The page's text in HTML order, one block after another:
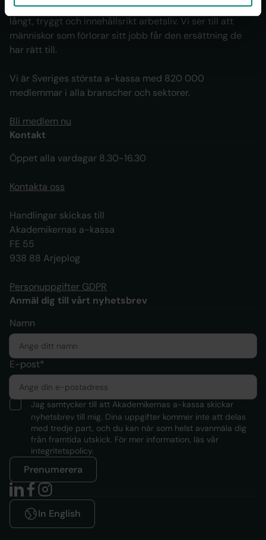
In English
människor har goda förutsättningar att skapa sig ett
långt, tryggt och innehållsrikt arbetsliv. Vi ser till att
människor som förlorar sitt jobb får den ersättning de
har rätt till.
Vi är Sveriges största a-kassa med 820 000
medlemmar i alla branscher och sektorer.
Bli medlem nu
Kontakt
Öppet alla vardagar 8.30-16.30
Kontakta oss
Handlingar skickas till
Akademikernas a-kassa
FE 55
938 88 Arjeplog
Personuppgifter GDPR
Anmäl dig till vårt nyhetsbrev
Namn
E-post*
Jag samtycker till att Akademikernas a-kassa skickar
nyhetsbrev till mig. Dina uppgifter kommer inte att delas
med tredje part, och du kan när som helst avanmäla dig
från framtida utskick. För mer information, läs vår
integritetspolicy.
Prenumerera